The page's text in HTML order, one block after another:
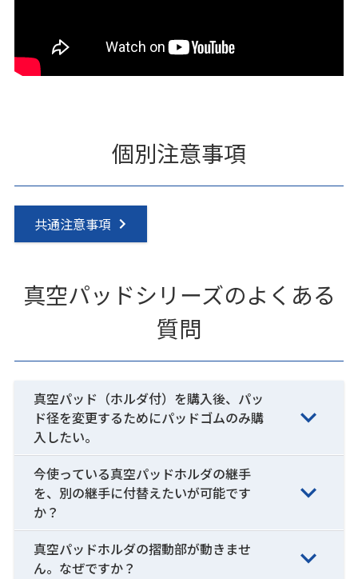
個別注意事項
共通注意事項
真空パッドシリーズのよくある
質問
真空パッド（ホルダ付）を購入後、パッ
ド径を変更するためにパッドゴムのみ購
入したい。
今使っている真空パッドホルダの継手
を、別の継手に付替えたいが可能です
か？
真空パッドホルダの摺動部が動きませ
ん。なぜですか？